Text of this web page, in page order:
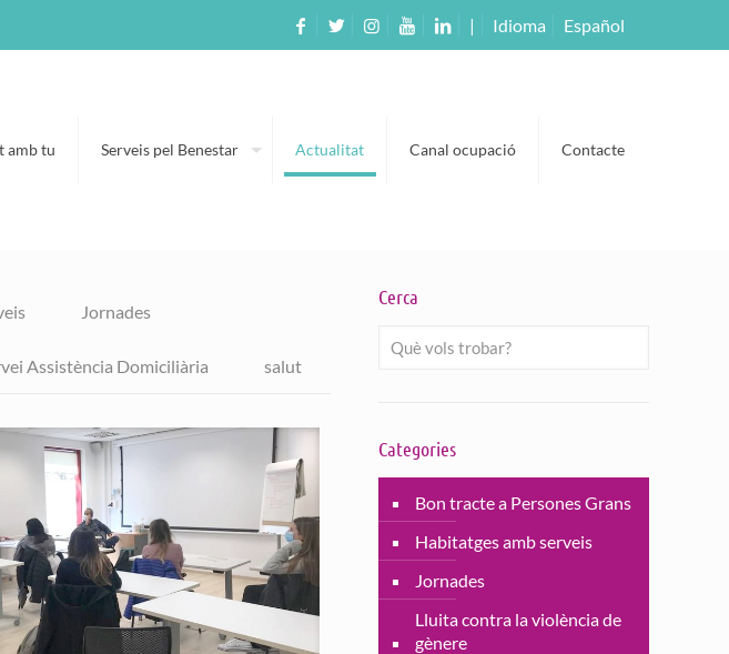
| Idioma Español
amb tu Serveis pel Benestar Actualitat Canal ocupació Contacte
Jornades
Assistència Domiciliària salut
Cerca
Categories
Bon tracte a Persones Grans
Habitatges amb serveis
Jornades
Lluita contra la violència de
gènere